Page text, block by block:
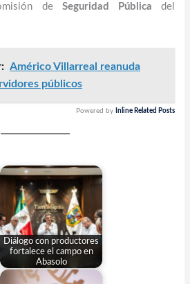
de Seguridad Pública del
Américo Villarreal reanuda
públicos
Powered by Inline Related Posts
Diálogo con productores
fortalece el campo en
Abasolo